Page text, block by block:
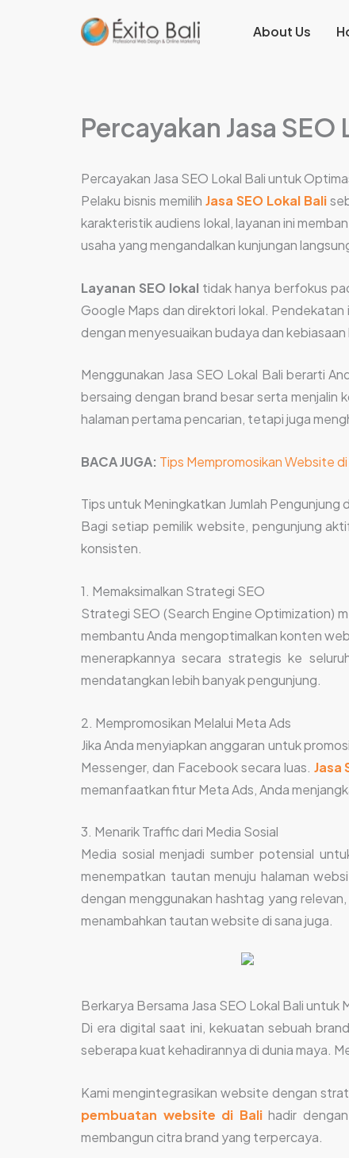
About Us
Percayakan Jasa
Percayakan Jasa SEO Lokal Bali untuk
Pelaku bisnis memilih Jasa SEO Lokal Bali
karakteristik audiens lokal, layanan ini
usaha yang mengandalkan kunjungan
Layanan SEO lokal tidak hanya berfokus
Google Maps dan direktori lokal. Pendekatan
dengan menyesuaikan budaya dan
Menggunakan Jasa SEO Lokal Bali berarti
bersaing dengan brand besar serta
halaman pertama pencarian, tetapi juga
BACA JUGA: Tips Mempromosikan Website
Tips untuk Meningkatkan Jumlah Pengunjung
Bagi setiap pemilik website, pengunjung
konsisten.
1. Memaksimalkan Strategi SEO
Strategi SEO (Search Engine Optimization)
membantu Anda mengoptimalkan konten
menerapkannya secara strategis ke
mendatangkan lebih banyak pengunjung.
2. Mempromosikan Melalui Meta Ads
Jika Anda menyiapkan anggaran untuk
Messenger, dan Facebook secara luas. Jasa
memanfaatkan fitur Meta Ads, Anda
3. Menarik Traffic dari Media Sosial
Media sosial menjadi sumber potensial
menempatkan tautan menuju halaman
dengan menggunakan hashtag yang
menambahkan tautan website di sana juga.
Berkarya Bersama Jasa SEO Lokal Bali untuk
Di era digital saat ini, kekuatan sebuah
seberapa kuat kehadirannya di dunia maya.
Kami mengintegrasikan website dengan
pembuatan website di Balihadir dengan
membangun citra brand yang terpercaya.